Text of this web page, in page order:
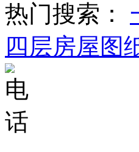
热门搜索：
四层房屋图